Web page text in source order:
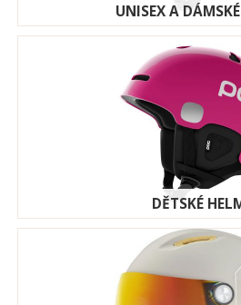
UNISEX A
DĚTSKÉ